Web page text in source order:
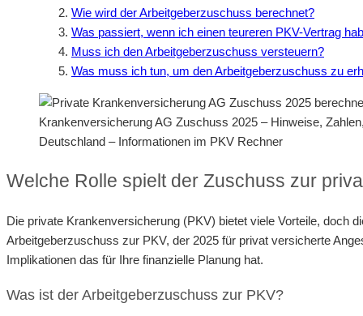
Wie wird der Arbeitgeberzuschuss berechnet?
Was passiert, wenn ich einen teureren PKV-Vertrag
Muss ich den Arbeitgeberzuschuss versteuern?
Was muss ich tun, um den Arbeitgeberzuschuss zu
Krankenversicherung AG Zuschuss 2025 – Hinweise,
Deutschland – Informationen im PKV Rechner
Welche Rolle spielt der Zuschuss zur
Die private Krankenversicherung (PKV) bietet viele Vorteile, doch
Arbeitgeberzuschuss zur PKV, der 2025 für privat versicherte
Implikationen das für Ihre finanzielle Planung hat.
Was ist der Arbeitgeberzuschuss zur PKV?